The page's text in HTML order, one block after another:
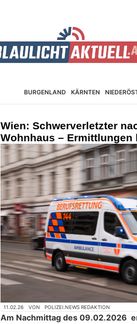
BURGEN­LAND KÄRNTEN
Wien: Schwerverletzter
Wohnhaus – Ermittlungen
11.02.26 VON POLIZEI.NEWS REDAKTION
Am Nachmittag des 09.02.2026